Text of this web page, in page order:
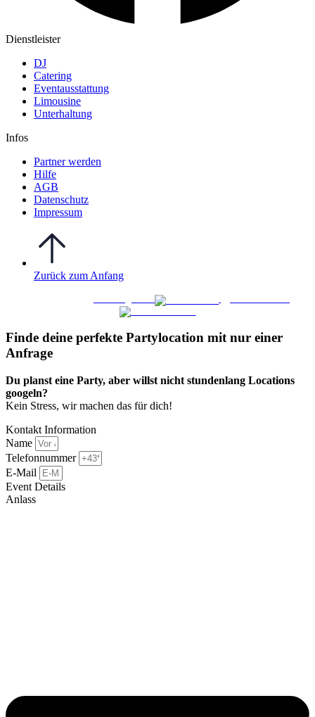
Dienstleister
DJ
Catering
Eventausstattung
Limousine
Unterhaltung
Infos
Partner werden
Hilfe
AGB
Datenschutz
Impressum
Zurück zum Anfang
Finde deine perfekte Partylocation mit nur einer
Anfrage​
Du planst eine Party, aber willst nicht stundenlang Locations
googeln?
Kein Stress, wir machen das für dich!
Kontakt Information
Name
Telefonnummer
E-Mail
Event Details
Anlass